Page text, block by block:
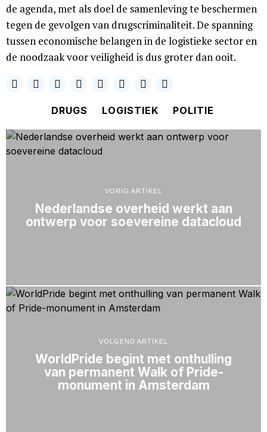
de agenda, met als doel de samenleving te beschermen
tegen de gevolgen van drugscriminaliteit. De spanning
tussen economische belangen in de logistieke sector en
de noodzaak voor veiligheid is dus groter dan ooit.
DRUGS LOGISTIEK POLITIE
VORIG ARTIKEL
Nederlandse overheid werkt aan
ontwerp voor soevereine datacloud
VOLGEND ARTIKEL
WorldPride begint met onthulling
van permanent Walk of Pride-
monument in Amsterdam